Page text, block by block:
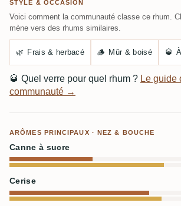
STYLE & OCCASION
Voici comment la communauté classe ce rhum.
mène vers des rhums similaires.
🌿 Frais & herbacé 🪵 Mûr & boisé 🥃
🥃 Quel verre pour quel rhum ? Le guide
communauté →
ARÔMES PRINCIPAUX · NEZ & BOUCHE
Canne à sucre
Cerise